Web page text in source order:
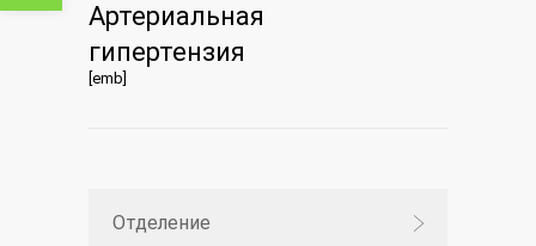
Артериальная
гипертензия
[emb]
Отделение